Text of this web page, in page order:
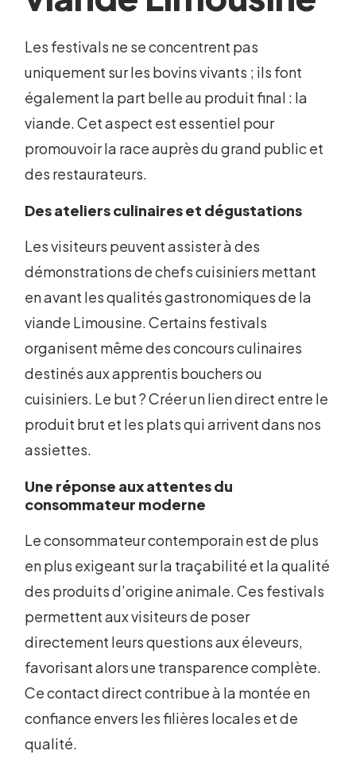
Les festivals ne se concentrent pas
uniquement sur les bovins vivants ; ils font
également la part belle au produit final : la
viande. Cet aspect est essentiel pour
promouvoir la race auprès du grand public et
des restaurateurs.
Des ateliers culinaires et dégustations
Les visiteurs peuvent assister à des
démonstrations de chefs cuisiniers mettant
en avant les qualités gastronomiques de la
viande Limousine. Certains festivals
organisent même des concours culinaires
destinés aux apprentis bouchers ou
cuisiniers. Le but ? Créer un lien direct entre le
produit brut et les plats qui arrivent dans nos
assiettes.
Une réponse aux attentes du
consommateur moderne
Le consommateur contemporain est de plus
en plus exigeant sur la traçabilité et la qualité
des produits d’origine animale. Ces festivals
permettent aux visiteurs de poser
directement leurs questions aux éleveurs,
favorisant alors une transparence complète.
Ce contact direct contribue à la montée en
confiance envers les filières locales et de
qualité.